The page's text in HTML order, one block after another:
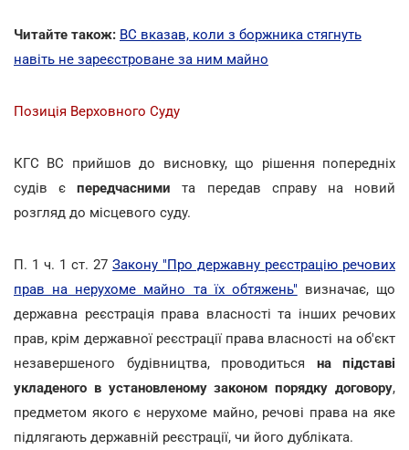
Читайте також: ВС вказав, коли з боржника стягнуть
навіть не зареєстроване за ним майно
Позиція Верховного Суду
КГС ВС прийшов до висновку, що рішення попередніх
судів єпередчасними та передав справу на новий
розгляд до місцевого суду.
П. 1 ч. 1 ст. 27 Закону "Про державну реєстрацію речових
прав на нерухоме майно та їх обтяжень" визначає, що
державна реєстрація права власності та інших речових
прав, крім державної реєстрації права власності на об'єкт
незавершеного будівництва, проводиться на підставі
укладеного в установленому законом порядку договору,
предметом якого є нерухоме майно, речові права на яке
підлягають державній реєстрації, чи його дубліката.